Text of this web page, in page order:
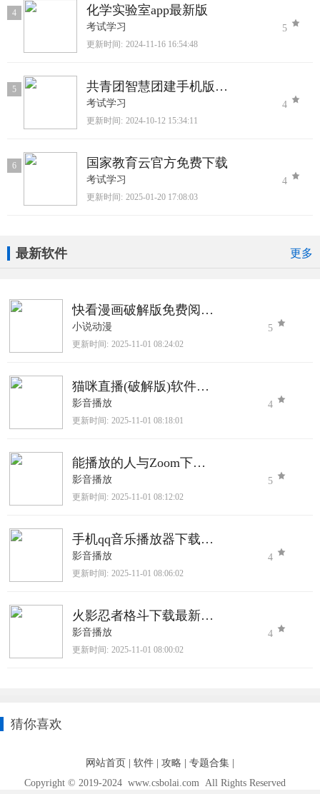
4 化学实验室app最新版
考试学习 5
更新时间: 2024-11-16 16:54:48
5 共青团智慧团建手机版下载
考试学习 4
更新时间: 2024-10-12 15:34:11
6 国家教育云官方免费下载
考试学习 4
更新时间: 2025-01-20 17:08:03
最新软件 更多
快看漫画破解版免费阅读2025最新版
小说动漫 5
更新时间: 2025-11-01 08:24:02
猫咪直播(破解版)软件下载
影音播放 4
更新时间: 2025-11-01 08:18:01
能播放的人与Zoom下载官网版
影音播放 5
更新时间: 2025-11-01 08:12:02
手机qq音乐播放器下载2025最新版
影音播放 4
更新时间: 2025-11-01 08:06:02
火影忍者格斗下载最新版本下载
影音播放 4
更新时间: 2025-11-01 08:00:02
猜你喜欢
网站首页 软件 攻略 专题合集
Copyright © 2019-2024 www.csbolai.com All Rights Reserved